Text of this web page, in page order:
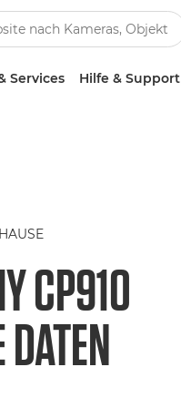
Services Hilfe & Support
CP910